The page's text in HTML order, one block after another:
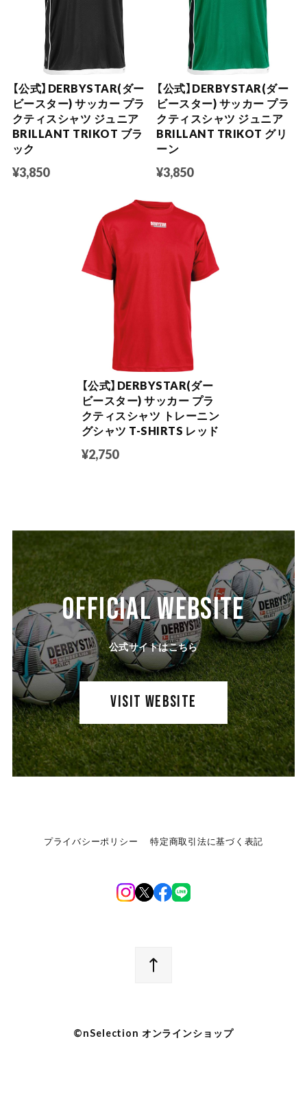
【公式】DERBYSTAR(ダー
ビースター) サッカー プラ
クティスシャツ ジュニア
BRILLANT TRIKOT ブラ
ック
¥3,850
【公式】DERBYSTAR(ダー
ビースター) サッカー プラ
クティスシャツ ジュニア
BRILLANT TRIKOT グリ
ーン
¥3,850
【公式】DERBYSTAR(ダー
ビースター) サッカー プラ
クティスシャツ トレーニン
グシャツ T-SHIRTS レッド
¥2,750
OFFICIAL WEBSITE
公式サイトはこちら
VISIT WEBSITE
プライバシーポリシー 特定商取引法に基づく表記
©︎nSelection オンラインショップ